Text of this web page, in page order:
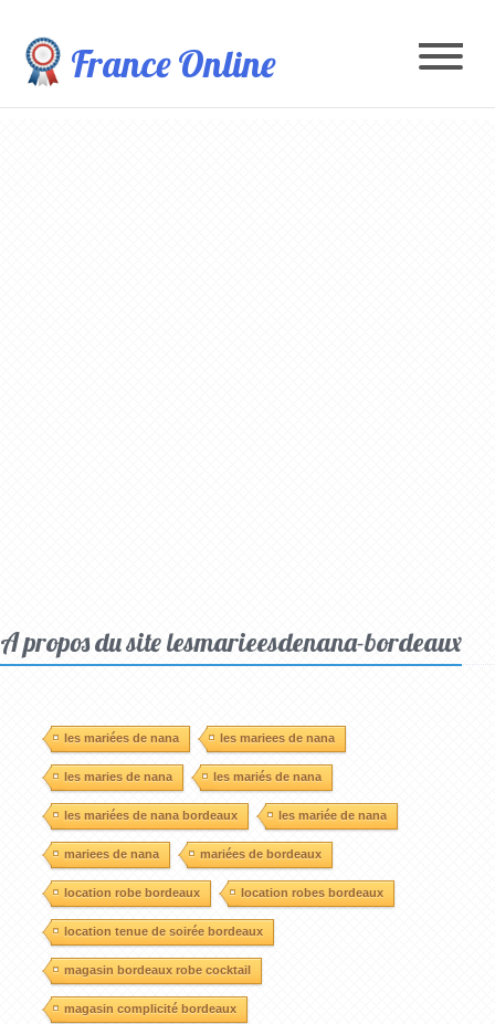
France Online
A propos du site lesmarieesdenana-bordeaux
les mariées de nana les mariees de nana
les maries de nana les mariés de nana
les mariées de nana bordeaux les mariée de nana
mariees de nana mariées de bordeaux
location robe bordeaux location robes bordeaux
location tenue de soirée bordeaux
magasin bordeaux robe cocktail
magasin complicité bordeaux